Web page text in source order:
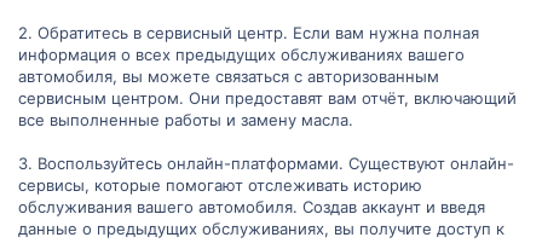
2. Обратитесь в сервисный центр. Если вам нужна полная
информация о всех предыдущих обслуживаниях вашего
автомобиля, вы можете связаться с авторизованным
сервисным центром. Они предоставят вам отчёт, включающий
все выполненные работы и замену масла.
3. Воспользуйтесь онлайн-платформами. Существуют онлайн-
сервисы, которые помогают отслеживать историю
обслуживания вашего автомобиля. Создав аккаунт и введя
данные о предыдущих обслуживаниях, вы получите доступ к